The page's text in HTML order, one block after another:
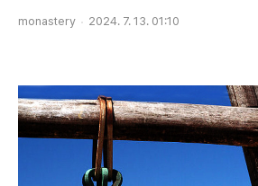
monastery 2024. 7. 13. 01:10